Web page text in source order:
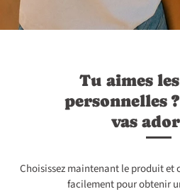
Tu aimes
personnelles
vas
Choisissez maintenant le produit et
facilement pour obtenir